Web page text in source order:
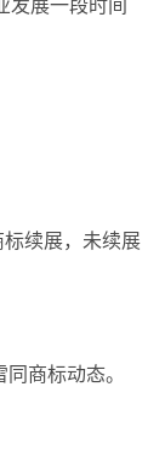
发展一段时间
续展，未续展
商标动态。